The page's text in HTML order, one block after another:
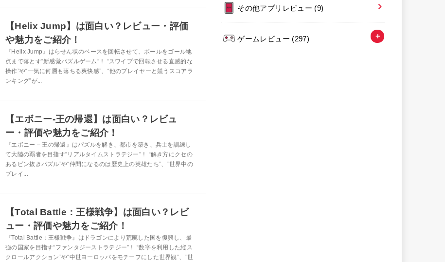
【Helix Jump】は面白い？レビュー・評価
や魅力をご紹介！
『Helix Jump』はらせん状のベースを回転させて、ボールをゴール地
点まで落とす“新感覚パズルゲーム”！ “スワイプで回転させる直感的な
操作”や“一気に何層も落ちる爽快感”、“他のプレイヤーと競うスコアラ
ンキング”が...
【エボニー-王の帰還】は面白い？レビュ
ー・評価や魅力をご紹介！
『エボニー – 王の帰還』はパズルを解き、都市を築き、兵士を訓練し
て大陸の覇者を目指す“リアルタイムストラテジー”！ “解き方にクセの
あるピン抜きパズル”や“仲間になるのは歴史上の英雄たち”、“世界中の
プレイ...
【Total Battle：王様戦争】は面白い？レビ
ュー・評価や魅力をご紹介！
『Total Battle：王様戦争』はドラゴンにより荒廃した国を復興し、最
強の国家を目指す“ファンタジーストラテジー”！ “数字を利用した縦ス
クロールアクション”や“中世ヨーロッパをモチーフにした世界観”、“世
その他アプリレビュー (9)
ゲームレビュー (297)